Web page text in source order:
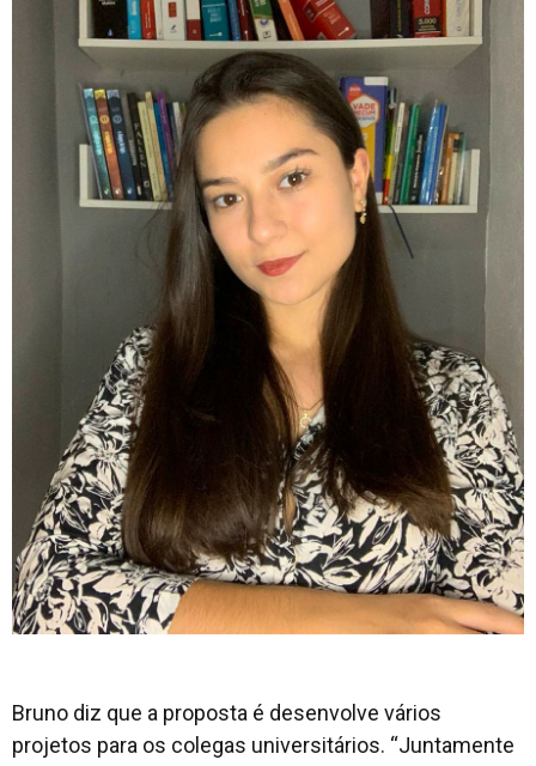
Bruno diz que a proposta é desenvolve vários
projetos para os colegas universitários. “Juntamente